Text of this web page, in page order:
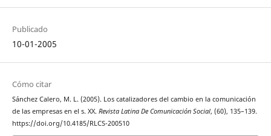
Publicado
10-01-2005
Cómo citar
Sánchez Calero, M. L. (2005). Los catalizadores del cambio en la comunicación
de las empresas en el s. XX. Revista Latina De Comunicación Social, (60), 135–139.
https://doi.org/10.4185/RLCS-200510